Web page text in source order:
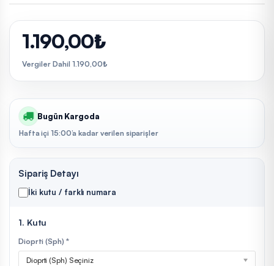
1.190,00₺
Vergiler Dahil 1.190,00₺
Bugün Kargoda
Hafta içi 15:00’a kadar verilen siparişler
Sipariş Detayı
İki kutu / farklı numara
1. Kutu
Dioprti (Sph) *
Dioprti (Sph) Seçiniz